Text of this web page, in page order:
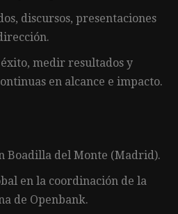
discursos, presentaciones
medir resultados y
en alcance e impacto.
Boadilla del Monte (Madrid).
en la coordinación de la
de Openbank.